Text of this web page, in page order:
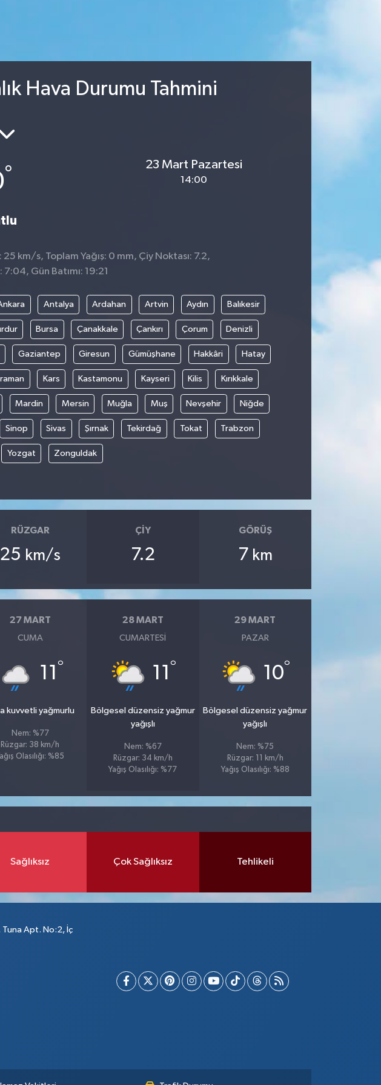
Hava Durumu Tahmini
°
23 Mart Pazartesi
14:00
25 km/s, Toplam Yağış: 0 mm, Çiy Noktası: 7.2,
Gün Batımı: 19:21
Antalya Ardahan Artvin Aydın Balıkesir
Bursa Çanakkale Çankırı Çorum Denizli
Gaziantep Giresun Gümüşhane Hakkâri Hatay
Kars Kastamonu Kayseri Kilis Kırıkkale
Mardin Mersin Muğla Muş Nevşehir Niğde
Sinop Sivas Şırnak Tekirdağ Tokat Trabzon
Yozgat Zonguldak
RÜZGAR
25 km/s
ÇIY
7.2
GÖRÜŞ
7 km
27 MART
CUMA
11 °
kuvvetli yağmurlu
Nem: %77
Rüzgar: 38 km/h
Olasılığı: %85
28 MART
CUMARTESI
11 °
Bölgesel düzensiz yağmur
yağışlı
Nem: %67
Rüzgar: 34 km/h
Yağış Olasılığı: %77
29 MART
PAZAR
10°
Bölgesel düzensiz yağmur
yağışlı
Nem: %75
Rüzgar: 11 km/h
Yağış Olasılığı: %88
Sağlıksız Çok Sağlıksız Tehlikeli
Apt. No:2, İç